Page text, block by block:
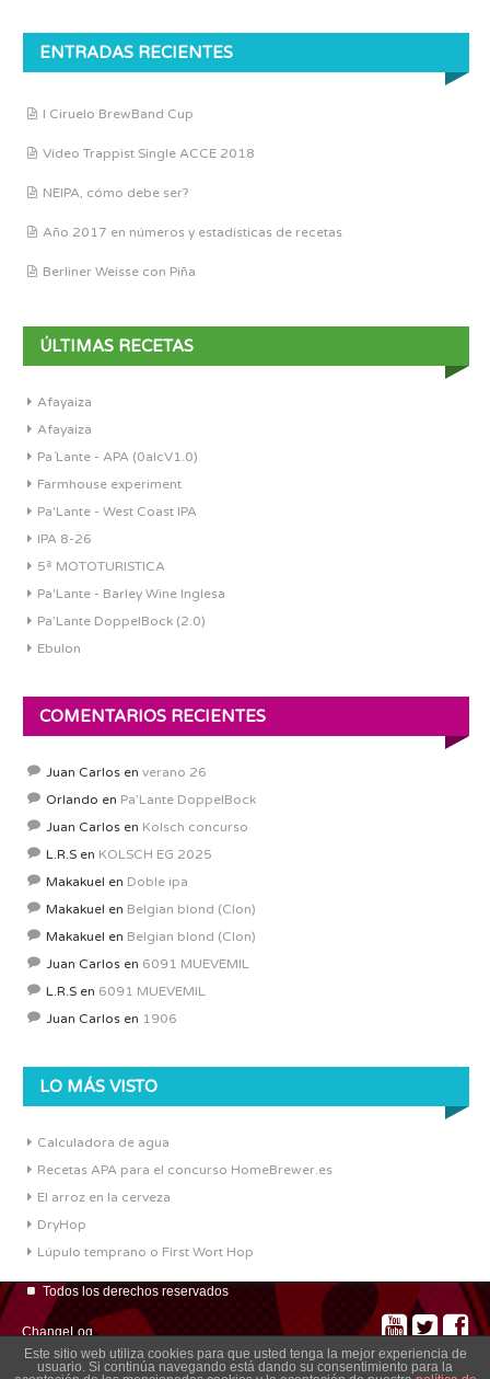
ENTRADAS RECIENTES
I Ciruelo BrewBand Cup
Vídeo Trappist Single ACCE 2018
NEIPA, cómo debe ser?
Año 2017 en números y estadísticas de recetas
Berliner Weisse con Piña
ÚLTIMAS RECETAS
Afayaiza
Afayaiza
Pa´Lante - APA (0alcV1.0)
Farmhouse experiment
Pa'Lante - West Coast IPA
IPA 8-26
5ª MOTOTURISTICA
Pa'Lante - Barley Wine Inglesa
Pa’Lante DoppelBock (2.0)
Ebulon
COMENTARIOS RECIENTES
Juan Carlos en verano 26
Orlando en Pa’Lante DoppelBock
Juan Carlos en Kolsch concurso
L.R.S en KOLSCH EG 2025
Makakuel en Doble ipa
Makakuel en Belgian blond (Clon)
Makakuel en Belgian blond (Clon)
Juan Carlos en 6091 MUEVEMIL
L.R.S en 6091 MUEVEMIL
Juan Carlos en 1906
LO MÁS VISTO
Calculadora de agua
Recetas APA para el concurso HomeBrewer.es
El arroz en la cerveza
DryHop
Lúpulo temprano o First Wort Hop
Todos los derechos reservados
ChangeLog
Este sitio web utiliza cookies para que usted tenga la mejor experiencia de
usuario. Si continúa navegando está dando su consentimiento para la